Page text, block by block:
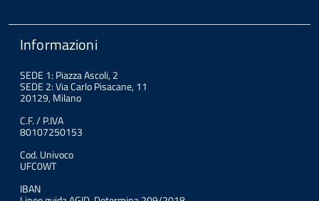
Informazioni
SEDE 1: Piazza Ascoli, 2
SEDE 2: Via Carlo Pisacane, 11
20129, Milano
C.F. / P.IVA
80107250153
Cod. Univoco
UFC0WT
IBAN